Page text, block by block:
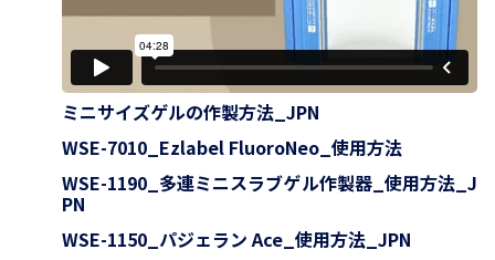
ミニサイズゲルの作製方法_JPN
WSE-7010_Ezlabel FluoroNeo_使用方法
WSE-1190_多連ミニスラブゲル作製器_使用方法_J
PN
WSE-1150_パジェラン Ace_使用方法_JPN